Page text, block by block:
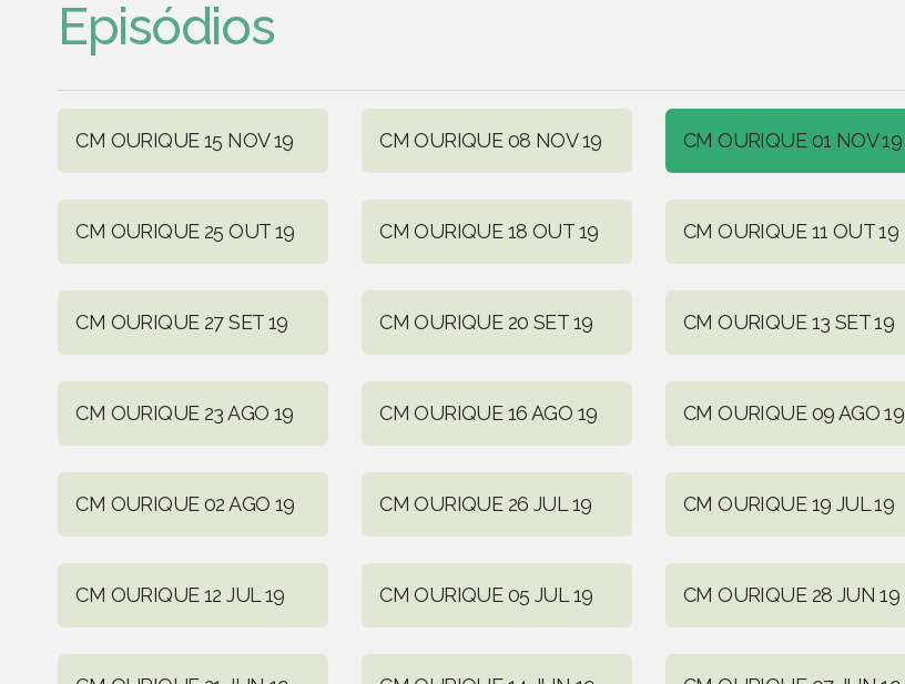
Episódios
CM OURIQUE 15 NOV 19 CM OURIQUE 08 NOV 19 CM OURIQUE 01 NOV 19
CM OURIQUE 25 OUT 19 CM OURIQUE 18 OUT 19 CM OURIQUE 11 OUT 19
CM OURIQUE 27 SET 19 CM OURIQUE 20 SET 19 CM OURIQUE 13 SET 19
CM OURIQUE 23 AGO 19 CM OURIQUE 16 AGO 19 CM OURIQUE 09 AGO 19
CM OURIQUE 02 AGO 19 CM OURIQUE 26 JUL 19 CM OURIQUE 19 JUL 19
CM OURIQUE 12 JUL 19 CM OURIQUE 05 JUL 19 CM OURIQUE 28 JUN 19